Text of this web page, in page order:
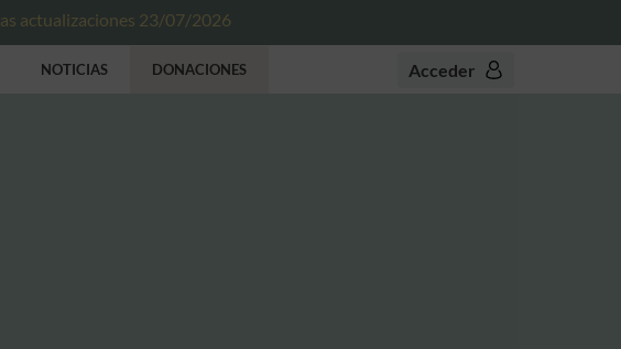
actualizaciones 23/07/2026
NOTICIAS DONACIONES Acceder